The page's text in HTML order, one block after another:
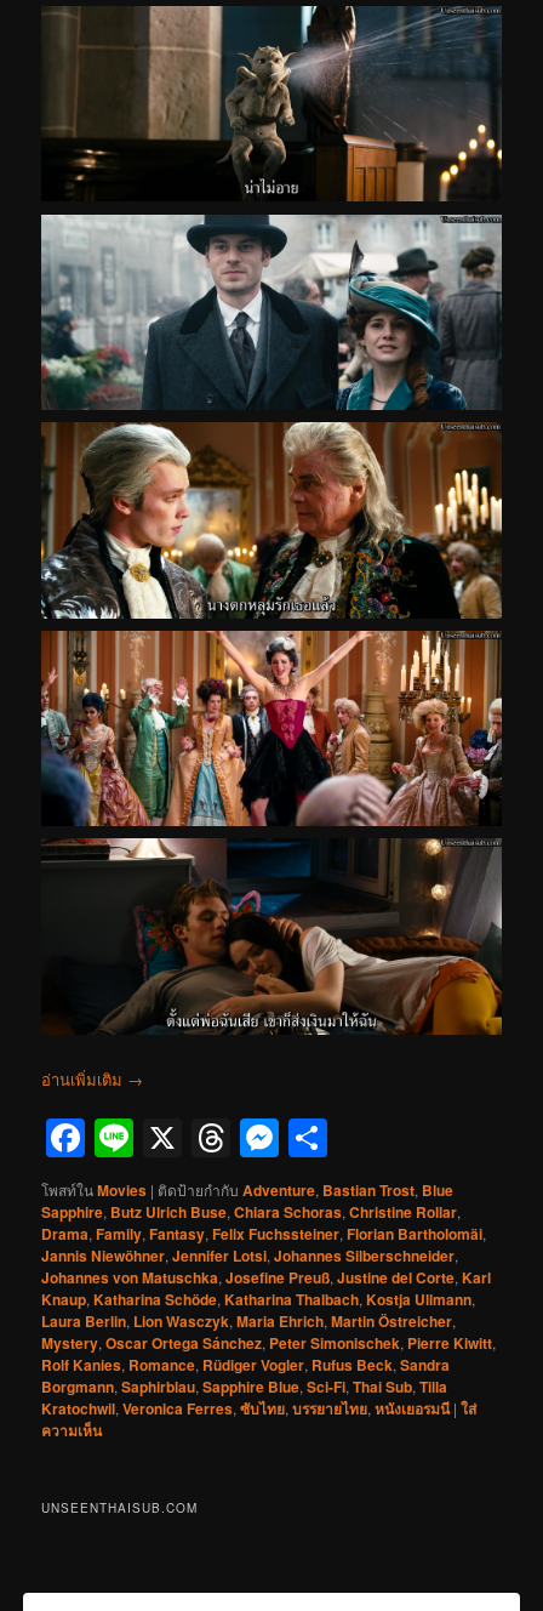
อ่านเพิ่มเติม →
Facebook
Line
X Threads
Messenger
โพสท์ในMovies | ติดป้ายกำกับ Adventure, Bastian Trost, Blue
Sapphire, Butz Ulrich Buse,Chiara Schoras,Christine Rollar,
Drama,Family,Fantasy,Felix Fuchssteiner,Florian Bartholomäi,
Jannis Niewöhner,Jennifer Lotsi,Johannes Silberschneider,
Johannes von Matuschka,Josefine Preuß,Justine del Corte,Karl
Knaup,Katharina Schöde,Katharina Thalbach,Kostja Ullmann,
Laura Berlin, Lion Wasczyk,Maria Ehrich,Martin Östreicher,
Mystery,Oscar Ortega Sánchez, Peter Simonischek, Pierre Kiwitt,
Rolf Kanies, Romance, Rüdiger Vogler, Rufus Beck,Sandra
Borgmann,Saphirblau,Sapphire Blue,Sci-Fi,Thai Sub,Tilla
Kratochwil,Veronica Ferres,ซับไทย,บรรยายไทย,หนังเยอรมนี |ใส่
ความเห็น
UNSEENTHAISUB.COM